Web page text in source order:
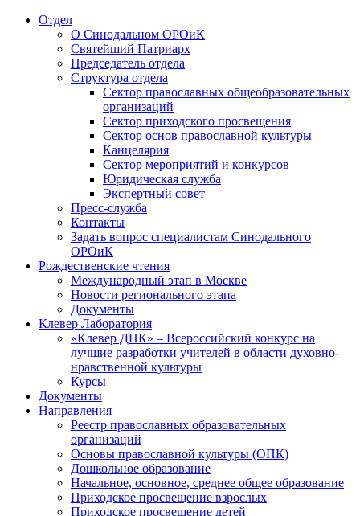
Отдел
О Синодальном ОРОиК
Святейший Патриарх
Председатель отдела
Структура отдела
Сектор православных общеобразовательных
организаций
Сектор приходского просвещения
Сектор основ православной культуры
Канцелярия
Сектор мероприятий и конкурсов
Юридическая служба
Экспертный совет
Пресс-служба
Контакты
Задать вопрос специалистам Синодального
ОРОиК
Рождественские чтения
Международный этап в Москве
Новости регионального этапа
Документы
Клевер Лаборатория
«Клевер ДНК» – Всероссийский конкурс на
лучшие разработки учителей в области духовно-
нравственной культуры
Курсы
Документы
Направления
Реестр православных образовательных
организаций
Основы православной культуры (ОПК)
Дошкольное образование
Начальное, основное, среднее общее образование
Приходское просвещение взрослых
Приходское просвещение детей